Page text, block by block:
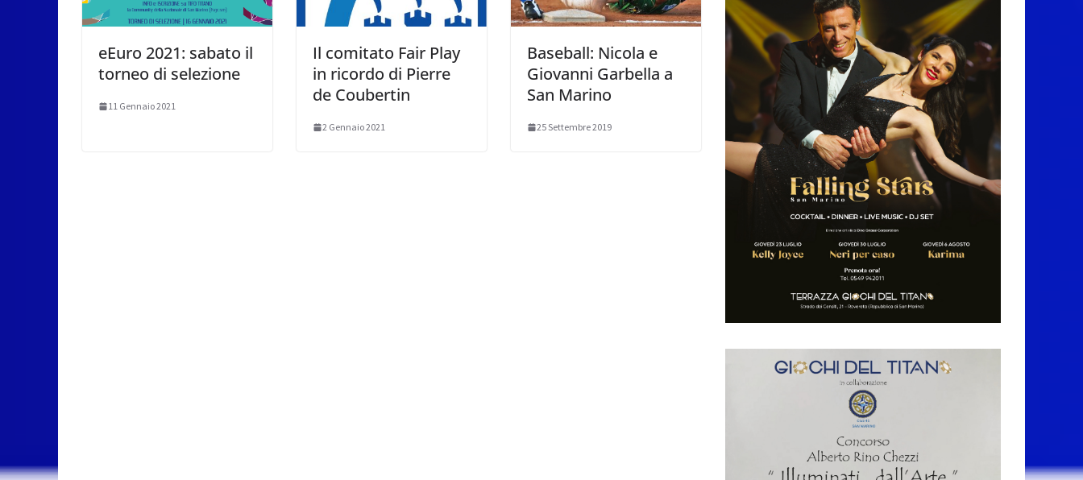
eEuro 2021: sabato il
torneo di selezione
11 Gennaio 2021
Il comitato Fair Play
in ricordo di Pierre
de Coubertin
2 Gennaio 2021
Baseball: Nicola e
Giovanni Garbella a
San Marino
25 Settembre 2019